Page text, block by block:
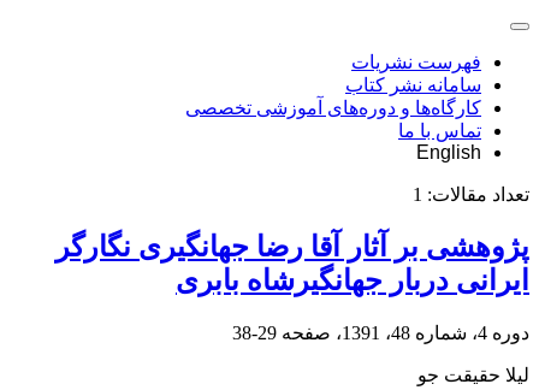
فهرست نشریات
سامانه نشر کتاب
کارگاه‌ها و دوره‌های آموزشی تخصصی
تماس با ما
English
تعداد مقالات: 1
پژوهشی بر آثار آقا رضا جهانگیری نگارگر
ایرانی دربار جهانگیرشاه بابری
دوره 4، شماره 48، 1391، صفحه 29-38
لیلا حقیقت جو